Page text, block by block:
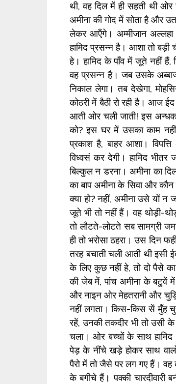
थी, वह दिल में ही सहती थी ओर
अमीना की गोद में सोता है और
लेकर आऍंगे। अम्मीजान अल्लहा
हामिद प्रसन्न है। आशा तो बड़ी
हे। हामिद के पॉंव में जूते नहीं हैं,
वह प्रसन्न है। जब उसके
निकाल लेगा। तब देखेगा,
कोठरी में बैठी रो रही है। आज
आती ओर चली जाती! इस
को? इस घर में उसका काम
प्रकाश है, बाहर आशा।
विध्वसं कर देगी। हामिद
बिल्कुल न डरना। अमीना का
का बाप अमीना के सिवा और
क्या हो? नहीं, अमीना उसे यों
जूते भी तो नहीं हैं। वह थोड़ी-
तो लौटते-लोटते सब सामग्री
ही तो भरोसा ठहरा। उस
तरह बचाती चली आती थी इसी
के लिए कुछ नहीं हे, तो दो पैसे
की जेब में, पांच अमीना के बटुवें
और नाइन ओर मेहतरानी और
नहीं लगता। किस-किस सें मुँह
रहें, उनकी तकदीर भी तो उसी
चला। ओर बच्चों के साथ
पेड़ के नींचे खड़े होकर साथ
पैरो में तो जैसे पर लग गए हैं।
के बगीचे हैं। पक्की